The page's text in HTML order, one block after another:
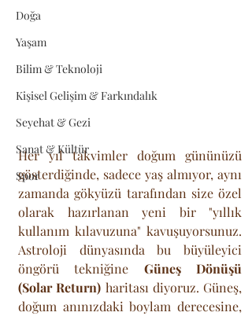
Doğa
Yaşam
Bilim & Teknoloji
Kişisel Gelişim & Farkındalık
Seyehat & Gezi
Sanat & Kültür
Spor
Her yıl takvimler doğum gününüzü
gösterdiğinde, sadece yaş almıyor, aynı
zamanda gökyüzü tarafından size özel
olarak hazırlanan yeni bir "yıllık
kullanım kılavuzuna" kavuşuyorsunuz.
Astroloji dünyasında bu büyüleyici
öngörü tekniğine Güneş Dönüşü
(Solar Return) haritası diyoruz. Güneş,
doğum anınızdaki boylam derecesine,